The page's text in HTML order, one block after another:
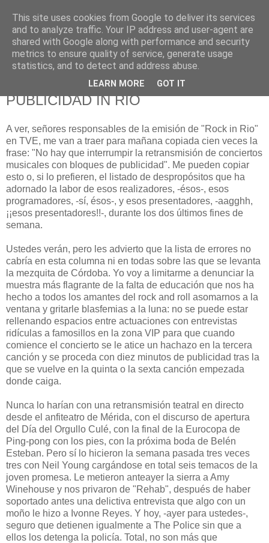
625 RANAS
LA TELEVISIÓN DESDE EL PUNTO DE VISTA BATRACIO
PUBLICIDAD IN RIO
A ver, señores responsables de la emisión de "Rock in Rio"
en TVE, me van a traer para mañana copiada cien veces la
frase: "No hay que interrumpir la retransmisión de conciertos
musicales con bloques de publicidad". Me pueden copiar
esto o, si lo prefieren, el listado de despropósitos que ha
adornado la labor de esos realizadores, -ésos-, esos
programadores, -sí, ésos-, y esos presentadores, -aagghh,
¡¡esos presentadores!!-, durante los dos últimos fines de
semana.
Ustedes verán, pero les advierto que la lista de errores no
cabría en esta columna ni en todas sobre las que se levanta
la mezquita de Córdoba. Yo voy a limitarme a denunciar la
muestra más flagrante de la falta de educación que nos ha
hecho a todos los amantes del rock and roll asomarnos a la
ventana y gritarle blasfemias a la luna: no se puede estar
rellenando espacios entre actuaciones con entrevistas
ridículas a famosillos en la zona VIP para que cuando
comience el concierto se le atice un hachazo en la tercera
canción y se proceda con diez minutos de publicidad tras la
que se vuelve en la quinta o la sexta canción empezada
donde caiga.
Nunca lo harían con una retransmisión teatral en directo
desde el anfiteatro de Mérida, con el discurso de apertura
del Día del Orgullo Culé, con la final de la Eurocopa de
Ping-pong con los pies, con la próxima boda de Belén
Esteban. Pero sí lo hicieron la semana pasada tres veces
tres con Neil Young cargándose en total seis temacos de la
joven promesa. Le metieron anteayer la sierra a Amy
Winehouse y nos privaron de "Rehab", después de haber
soportado antes una delictiva entrevista que algo con un
moño le hizo a Ivonne Reyes. Y hoy, -ayer para ustedes-,
seguro que detienen igualmente a The Police sin que a
ellos los detenga la policía. Total, no son más que
This site uses cookies from Google to deliver its services
and to analyze traffic. Your IP address and user-agent are
shared with Google along with performance and security
metrics to ensure quality of service, generate usage
statistics, and to detect and address abuse.
LEARN MORE GOT IT